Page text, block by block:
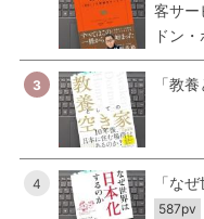
客サー
ドン
3 「教
4 「な
587pv